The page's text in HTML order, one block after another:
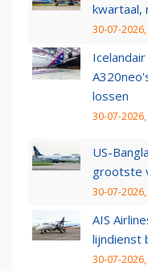
kwartaal,
30-07-
lossen
30-07-
US-
grootste
30-07-2026,
AIS
lijndienst
30-07-